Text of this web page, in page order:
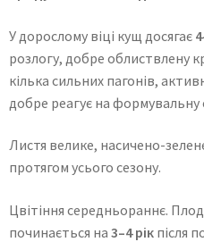
У дорослому віці кущ досягає
розлогу, добре облиствлену
кілька сильних пагонів,
добре реагує на формувальну
Листя велике, насичено-
протягом усього сезону.
Цвітіння середньораннє.
починається на 3–4 рік після